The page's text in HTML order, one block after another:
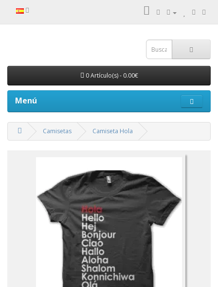
0 Artículo(s) - 0.00€
Menú
Camisetas Camiseta Hola